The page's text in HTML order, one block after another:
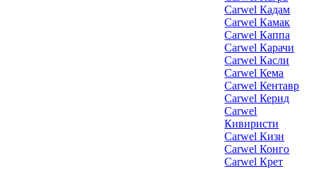
Carwel Кадам
Carwel Камак
Carwel Каппа
Carwel Карачи
Carwel Касли
Carwel Кема
Carwel Кентавр
Carwel Керид
Carwel
Кивиристи
Carwel Кизи
Carwel Конго
Carwel Крет